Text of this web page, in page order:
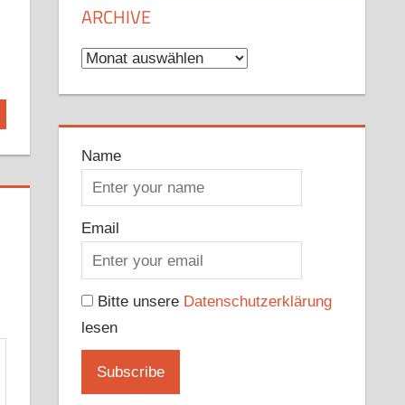
ARCHIVE
Archive
Name
Email
Bitte unsere Datenschutzerklärung
lesen